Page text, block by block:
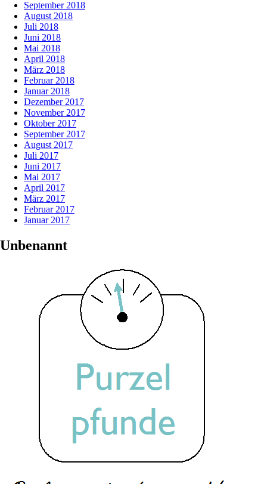
September 2018
August 2018
Juli 2018
Juni 2018
Mai 2018
April 2018
März 2018
Februar 2018
Januar 2018
Dezember 2017
November 2017
Oktober 2017
September 2017
August 2017
Juli 2017
Juni 2017
Mai 2017
April 2017
März 2017
Februar 2017
Januar 2017
Unbenannt